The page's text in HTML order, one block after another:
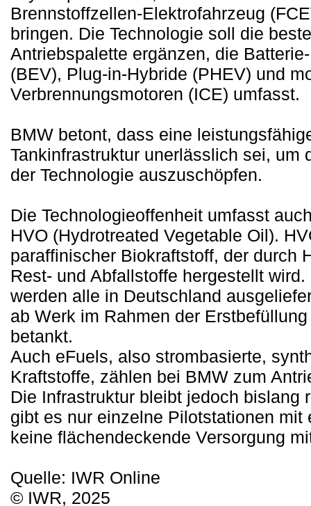
Brennstoffzellen-Elektrofahrzeug
bringen. Die Technologie soll die
Antriebspalette ergänzen, die
(BEV), Plug-in-Hybride (PHEV) und
Verbrennungsmotoren (ICE) umfasst.
BMW betont, dass eine
Tankinfrastruktur unerlässlich sei, um
der Technologie auszuschöpfen.
Die Technologieoffenheit umfasst
HVO (Hydrotreated Vegetable Oil).
paraffinischer Biokraftstoff, der durch
Rest- und Abfallstoffe hergestellt
werden alle in Deutschland
ab Werk im Rahmen der
betankt.
Auch eFuels, also strombasierte,
Kraftstoffe, zählen bei BMW zum
Die Infrastruktur bleibt jedoch bislang
gibt es nur einzelne Pilotstationen mit
keine flächendeckende Versorgung
Quelle: IWR Online
© IWR, 2025